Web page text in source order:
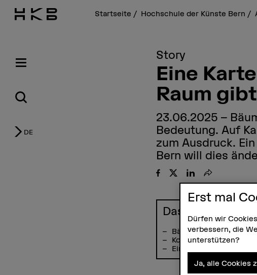
DE
Startseite Hochschule der Künste Bern
Story
Eine
Raum gibt
23.06.2025
Bedeutung. Auf
zum Ausdruck.
Bern will dies
Teilen
Das Wichtigste in
Bäume sind wichtig
Konventionelle Karten
Ein Forschungsprojekt
Erst mal
Dürfen wir
verbessern, die
unterstützen?
Ja, alle Cookies